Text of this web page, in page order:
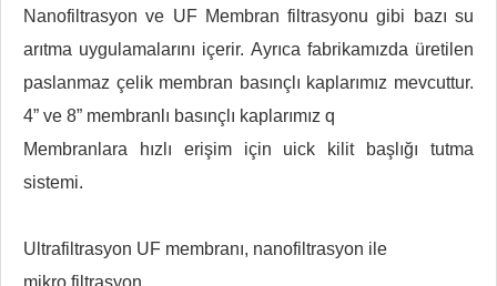
Nanofiltrasyon ve UF Membran filtrasyonu gibi bazı su
arıtma uygulamalarını içerir. Ayrıca fabrikamızda üretilen
paslanmaz çelik membran basınçlı kaplarımız mevcuttur.
4” ve 8” membranlı basınçlı kaplarımız q
Membranlara hızlı erişim için uick kilit başlığı tutma
sistemi.
Ultrafiltrasyon UF membranı, nanofiltrasyon ile